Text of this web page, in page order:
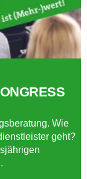
Wie
geht?